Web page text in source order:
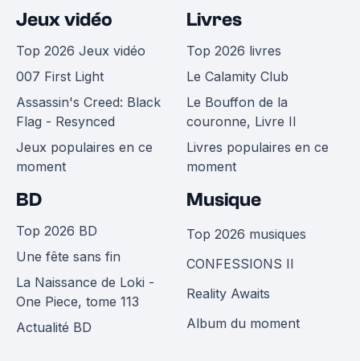
Jeux vidéo
Top 2026 Jeux vidéo
007 First Light
Assassin's Creed: Black
Flag - Resynced
Jeux populaires en ce
moment
Livres
Top 2026 livres
Le Calamity Club
Le Bouffon de la
couronne, Livre II
Livres populaires en ce
moment
BD
Top 2026 BD
Une fête sans fin
La Naissance de Loki -
One Piece, tome 113
Actualité BD
Musique
Top 2026 musiques
CONFESSIONS II
Reality Awaits
Album du moment